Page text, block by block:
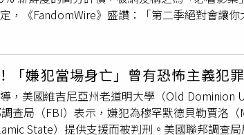
INDIA TODAY》指出，她長年以敢於接下高風
（Maoist）放下武裝、回歸社會，也讓她在印
勇於制止、勇敢說不，請撥打110、113性侵害
5098分機7婦女救援基金會 02-2555-8595勵
，《FandomWire》盛讚：「第二季絕對會讓
水準：「同樣引人入勝，不亞於第一季的精
奇俠》彼得卡帕爾蒂（Peter Capaldi）以及《
劇由英國演藝學院提名編劇保羅魯特曼（Paul
與挑戰。在第二季劇情中，一名年輕男子在一
合作調查案件。隨著案情發展，事件逐步升級為
主角回歸之外，新加入卡司包括《外放特務組
「嫌犯當場身亡」曾有恐怖主義犯
，美國維吉尼亞州老道明大學（Old Dominion
查局（FBI）表示，嫌犯為穆罕默德貝勒賈洛
State）提供支援而被判刑。美國聯邦調查